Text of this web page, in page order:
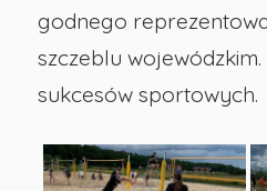
godnego
szczeblu
sukcesów sportowych.